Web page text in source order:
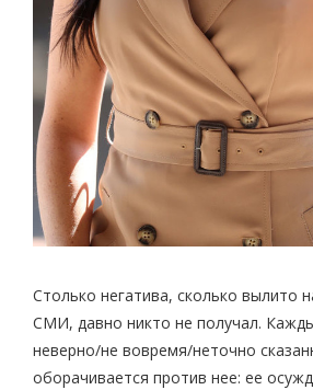
Столько негатива, сколько вылито
СМИ, давно никто не получал.
неверно/не вовремя/неточно
оборачивается против нее: ее